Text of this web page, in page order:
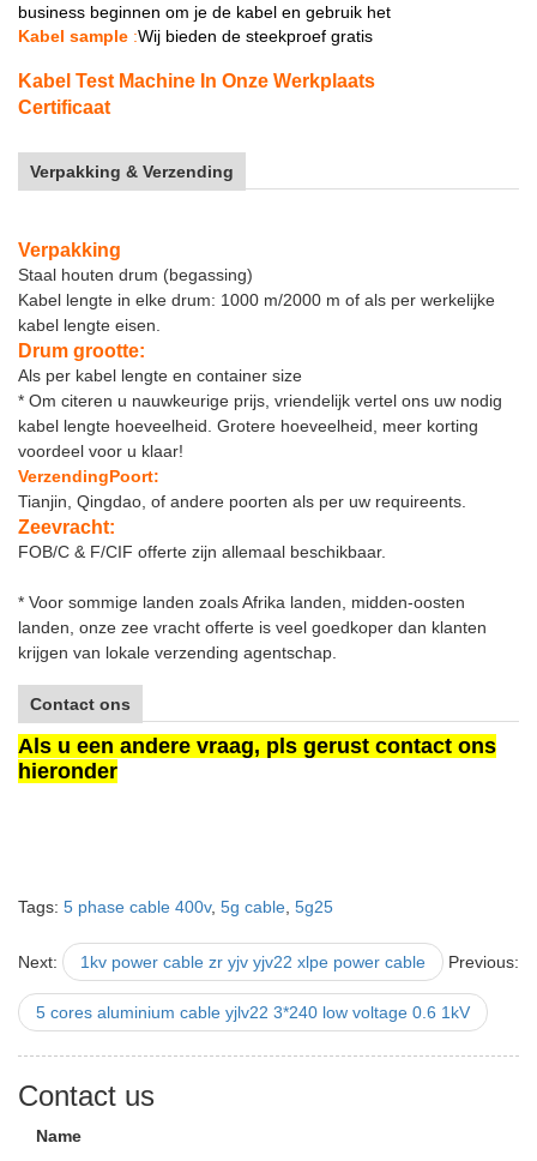
business beginnen om je de kabel en gebruik het
Kabel sample :Wij bieden de steekproef gratis
Kabel Test Machine In Onze Werkplaats
Certificaat
Verpakking & Verzending
Verpakking
Staal houten drum (begassing)
Kabel lengte in elke drum: 1000 m/2000 m of als per werkelijke
kabel lengte eisen.
Drum grootte:
Als per kabel lengte en container size
* Om citeren u nauwkeurige prijs, vriendelijk vertel ons uw nodig
kabel lengte hoeveelheid. Grotere hoeveelheid, meer korting
voordeel voor u klaar!
VerzendingPoort:
Tianjin, Qingdao, of andere poorten als per uw requireents.
Zeevracht:
FOB/C & F/CIF offerte zijn allemaal beschikbaar.
* Voor sommige landen zoals Afrika landen, midden-oosten
landen, onze zee vracht offerte is veel goedkoper dan klanten
krijgen van lokale verzending agentschap.
Contact ons
Als u een andere vraag, pls gerust contact ons
hieronder
Tags: 5 phase cable 400v, 5g cable 5g25
Next: 1kv power cable zr yjv yjv22 xlpe power cable Previous:
5 cores aluminium cable yjlv22 3*240 low voltage 0.6 1kV
Contact us
Name